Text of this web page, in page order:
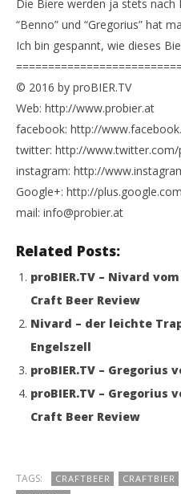
Die Biere werden ja stets nach
“Benno” und “Gregorius” hat
Ich bin gespannt, wie dieses
© 2016 by proBIER.TV
Web: http://www.probier.at
facebook: http://
twitter: http://www.twitter.com/
instagram: http://
Google+: http://
mail: info@probier.at
Related Posts:
proBIER.TV – Nivard
Craft Beer Review
Nivard – der leichte
Engelszell
proBIER.TV – Gregorius
proBIER.TV – Gregorius
Craft Beer Review
TAGS: CRAFTBEER CRAFTBIER